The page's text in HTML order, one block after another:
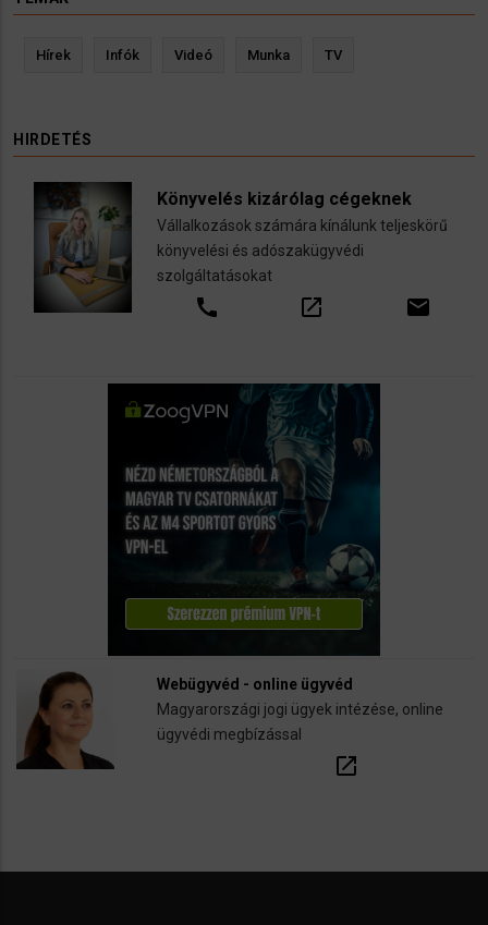
Hírek Infók Videó Munka TV
HIRDETÉS
Könyvelés kizárólag cégeknek
Vállalkozások számára kínálunk teljeskörű
könyvelési és adószakügyvédi
szolgáltatásokat
call open_in_new email
Webügyvéd - online ügyvéd
Magyarországi jogi ügyek intézése, online
ügyvédi megbízással
open_in_new